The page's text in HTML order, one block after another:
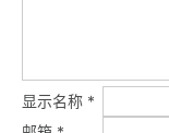
显示名称 *